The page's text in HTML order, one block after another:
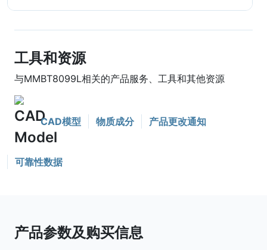
工具和资源
与MMBT8099L相关的产品服务、工具和其他资源
CAD模型 物质成分 产品更改通知
可靠性数据
产品参数及购买信息